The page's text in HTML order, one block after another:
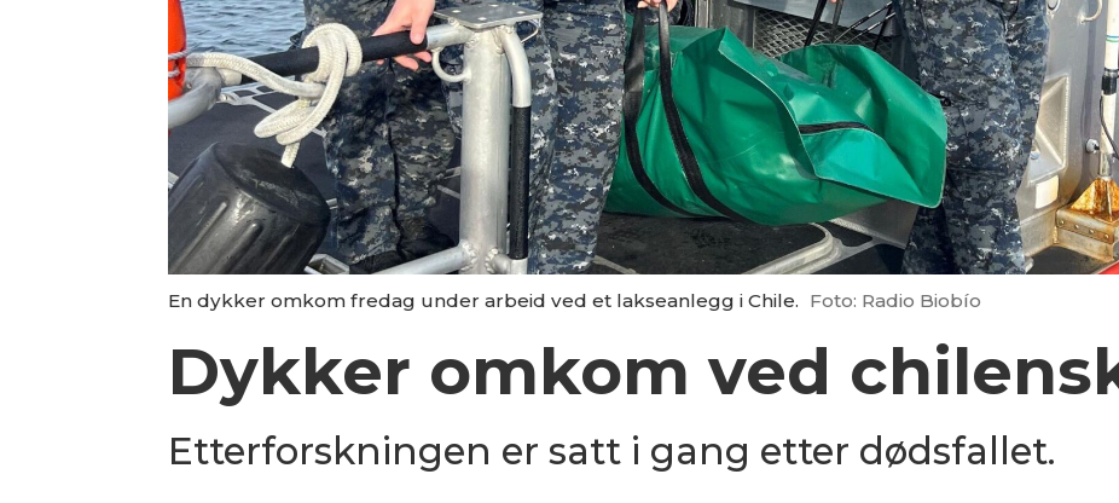
En dykker omkom fredag under arbeid ved et lakseanlegg i Chile. Foto: Radio Biobío
Dykker omkom ved
Etterforskningen er satt i gang etter dødsfallet.